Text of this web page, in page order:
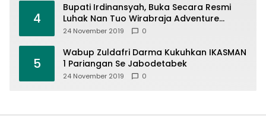
4
Bupati Irdinansyah, Buka Secara Resmi
Luhak Nan Tuo Wirabraja Adventure
Offroad 2019
24 November 2019 0
5
Wabup Zuldafri Darma Kukuhkan IKASMAN
1 Pariangan Se Jabodetabek
24 November 2019 0